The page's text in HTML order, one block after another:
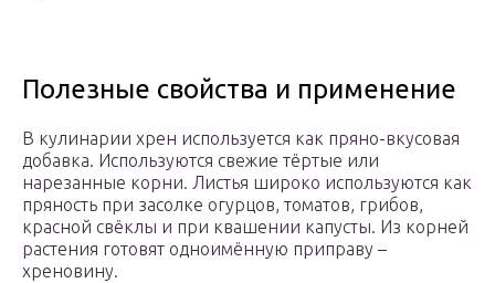
Полезные свойства и применение
В кулинарии хрен используется как пряно-вкусовая
добавка. Используются свежие тёртые или
нарезанные корни. Листья широко используются как
пряность при засолке огурцов, томатов, грибов,
красной свёклы и при квашении капусты. Из корней
растения готовят одноимённую приправу –
хреновину.